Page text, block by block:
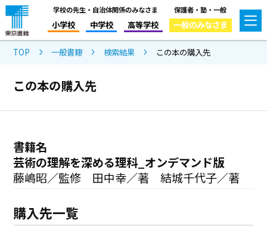
学校の先生・自治体関係のみなさま
小学校 中学校 高等学校
保護者・塾・一般
一般のみなさま
TOP 一般書籍 検索結果 この本の購入先
この本の購入先
書籍名
芸術の理解を深める理科_オンデマンド版
藤嶋昭／監修 田中幸／著 結城千代子／著
購入先一覧